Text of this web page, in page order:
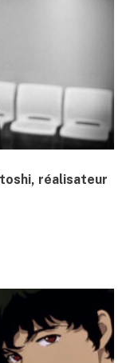
réalisateur